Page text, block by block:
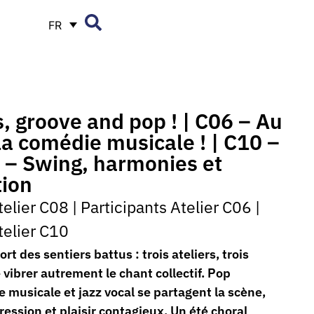
FR
groove and pop ! | C06 – Au
comédie musicale ! | C10 –
– Swing, harmonies et
C08 | Participants Atelier C06 |
C10
des sentiers battus : trois ateliers, trois
autrement le chant collectif. Pop
musicale et jazz vocal se partagent la scène,
et plaisir contagieux. Un été choral